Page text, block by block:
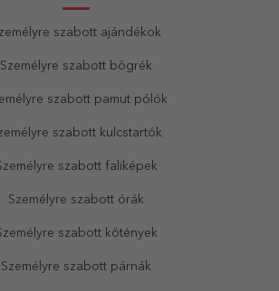
szabott ajándékok
Személyre szabott bögrék
szabott pamut pólók
szabott kulcstartók
szabott faliképek
Személyre szabott órák
szabott kötények
Személyre szabott párnák